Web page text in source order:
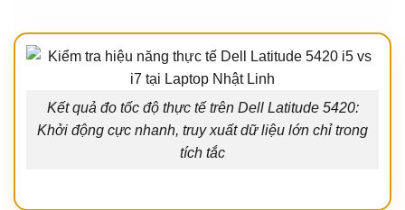
Kết quả đo tốc độ thực tế trên Dell Latitude 5420:
Khởi động cực nhanh, truy xuất dữ liệu lớn chỉ trong
tích tắc